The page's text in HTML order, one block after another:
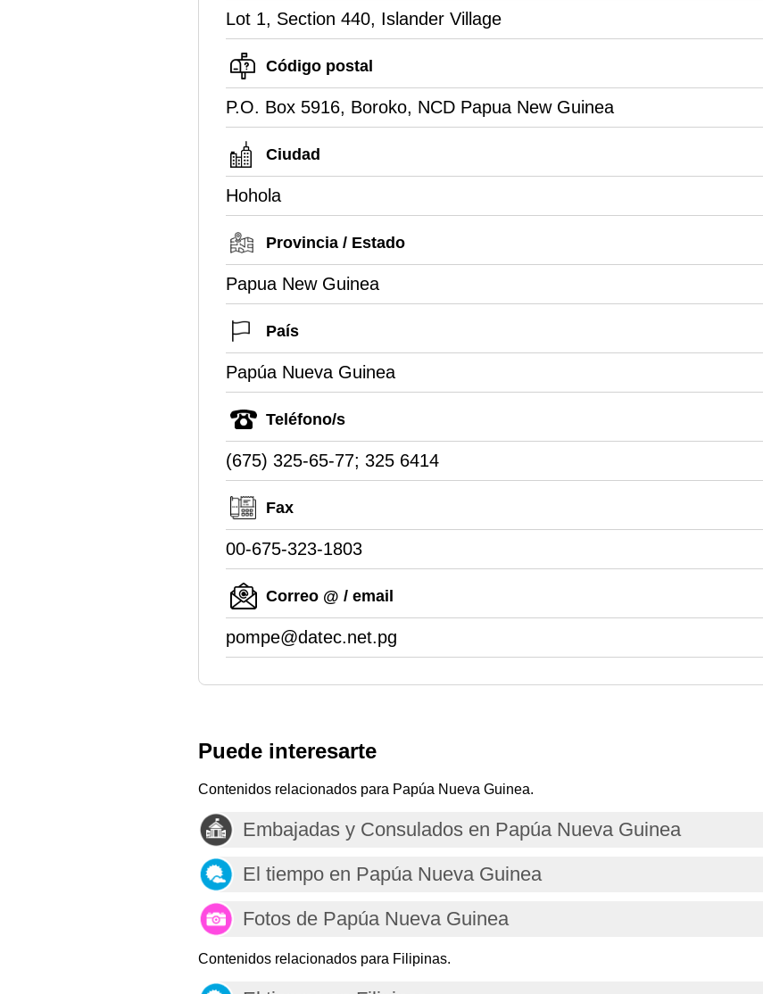
Lot 1, Section 440, Islander Village
Código postal
P.O. Box 5916, Boroko, NCD Papua New Guinea
Ciudad
Hohola
Provincia / Estado
Papua New Guinea
País
Papúa Nueva Guinea
Teléfono/s
(675) 325-65-77; 325 6414
Fax
00-675-323-1803
Correo @ / email
pompe@datec.net.pg
Puede interesarte
Contenidos relacionados para Papúa Nueva Guinea.
Embajadas y Consulados en Papúa Nueva Guinea
El tiempo en Papúa Nueva Guinea
Fotos de Papúa Nueva Guinea
Contenidos relacionados para Filipinas.